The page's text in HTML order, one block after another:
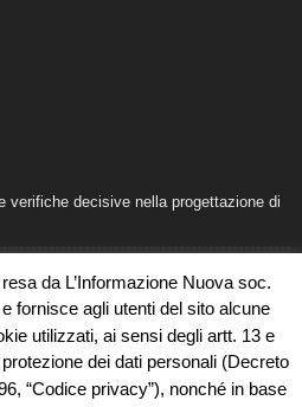
verifiche decisive nella progettazione di
camera ardente per l’ultimo saluto
riconoscere i segnali veri
da L’Informazione Nuova soc.
fornisce agli utenti del sito alcune
utilizzati, ai sensi degli artt. 13 e
dei dati personali (Decreto
“Codice privacy”), nonché in base